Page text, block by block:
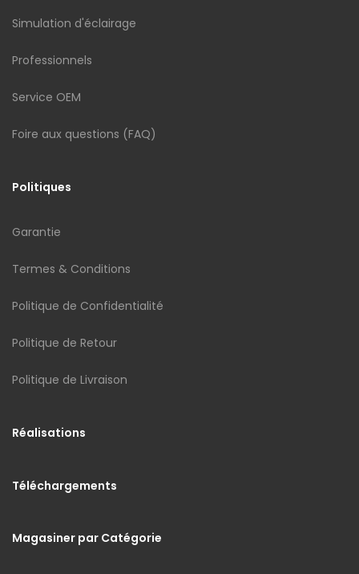
Simulation d'éclairage
Professionnels
Service OEM
Foire aux questions (FAQ)
Politiques
Garantie
Termes & Conditions
Politique de Confidentialité
Politique de Retour
Politique de Livraison
Réalisations
Téléchargements
Magasiner par Catégorie